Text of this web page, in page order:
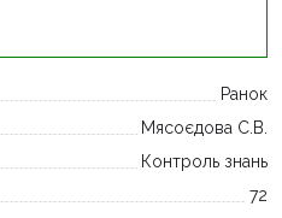
Ранок
Мясоєдова С.В.
Контроль знань
72